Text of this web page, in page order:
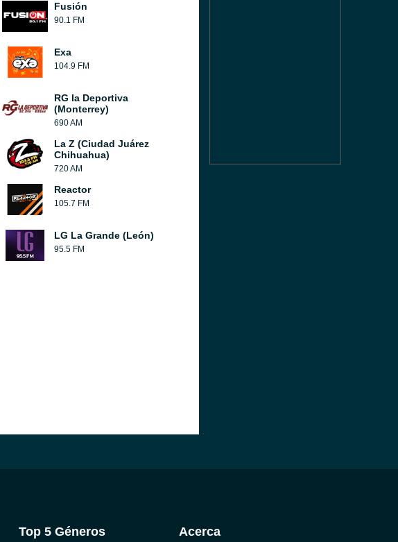
Fusión
90.1 FM
Exa
104.9 FM
RG la Deportiva
(Monterrey)
690 AM
La Z (Ciudad Juárez
Chihuahua)
720 AM
Reactor
105.7 FM
LG La Grande (León)
95.5 FM
Top 5 Géneros Acerca